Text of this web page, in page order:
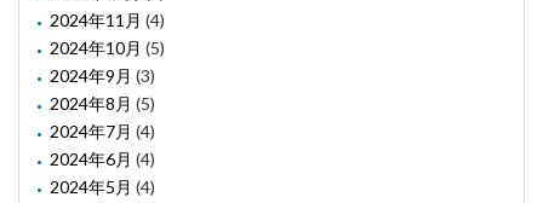
2024年11月 (4)
2024年10月 (5)
2024年9月 (3)
2024年8月 (5)
2024年7月 (4)
2024年6月 (4)
2024年5月 (4)